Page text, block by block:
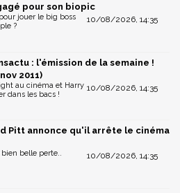
pour son biopic
10/08/2026, 14:35
jouer le big boss
?
: l'émission de la semaine !
2011)
10/08/2026, 14:35
au cinéma et Harry
dans les bacs !
Pitt annonce qu'il arrête le cinéma
10/08/2026, 14:35
bien belle perte..